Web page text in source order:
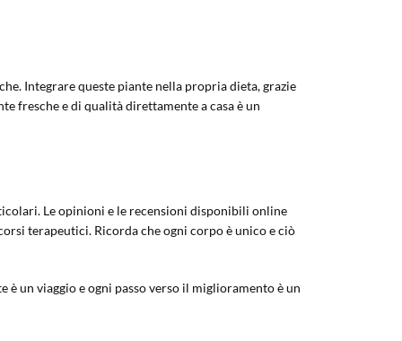
Integrare queste piante nella propria dieta, grazie
fresche e di qualità direttamente a casa è un
Le opinioni e le recensioni disponibili online
terapeutici. Ricorda che ogni corpo è unico e ciò
è un viaggio e ogni passo verso il miglioramento è un